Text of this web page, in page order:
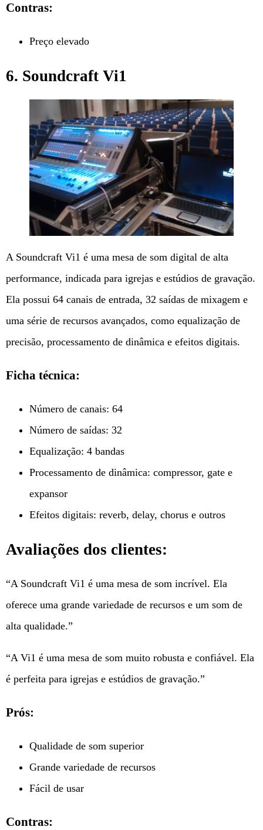
Contras:
Preço elevado
6. Soundcraft Vi1
A Soundcraft Vi1 é uma mesa de som digital de alta
performance, indicada para igrejas e estúdios de gravação.
Ela possui 64 canais de entrada, 32 saídas de mixagem e
uma série de recursos avançados, como equalização de
precisão, processamento de dinâmica e efeitos digitais.
Ficha técnica:
Número de canais: 64
Número de saídas: 32
Equalização: 4 bandas
Processamento de dinâmica: compressor, gate e
expansor
Efeitos digitais: reverb, delay, chorus e outros
Avaliações dos clientes:
“A Soundcraft Vi1 é uma mesa de som incrível. Ela
oferece uma grande variedade de recursos e um som de
alta qualidade.”
“A Vi1 é uma mesa de som muito robusta e confiável. Ela
é perfeita para igrejas e estúdios de gravação.”
Prós:
Qualidade de som superior
Grande variedade de recursos
Fácil de usar
Contras: